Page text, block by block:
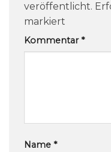
veröffentlicht.
markiert
Kommentar*
Name *